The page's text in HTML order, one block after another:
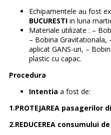
Echipamentele au fost
BUCURESTI in luna
Materiale utilizate : –
– Bobina Gravitationala,
aplicat GANS-uri, –
plastic cu capac.
Procedura
Intentia a fost de:
1.PROTEJAREA pasagerilor
2.REDUCEREA consumului